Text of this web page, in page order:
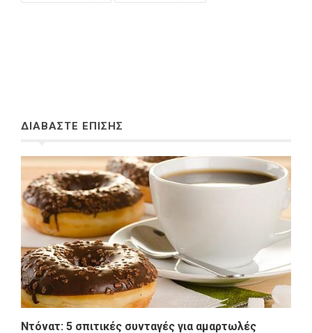
ΔΙΑΒΑΣΤΕ ΕΠΙΣΗΣ
Ντόνατ: 5 σπιτικές συνταγές για αμαρτωλές